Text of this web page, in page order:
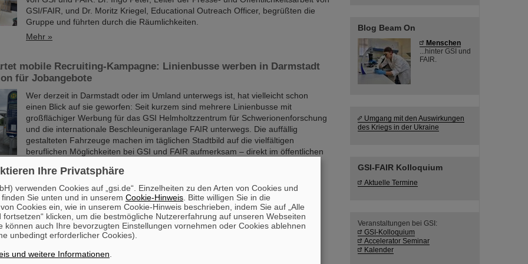
GSI/FAIR, und Dr. Moritz Kriegel, Educational Outreach Officer, begrüßten die
Gruppe und führten durch die Räumlichkeiten.
Mehr »
mobile Recruiting-Kampagne: Linienbusse werben in Darmstadt
für Jobangebote
Wer derzeit in Darmstadt oder im Umland unterwegs ist, hat vielleicht schon
einen Blick auf sie geworfen: Seit kurzem sind mehrere Linienbusse mit
großflächiger Werbung für das GSI Helmholtzzentrum für Schwerionenforschung
und die internationale Beschleunigeranlage FAIR unterwegs. Die auffällig
gestalteten Fahrzeuge machen im täglichen Stadtbild auf die vielfältigen
beruflichen Möglichkeiten bei GSI und FAIR aufmerksam – direkt im öffentlichen
Mehr »
des Bundesforschungsministeriums für „Fusionstalent“ – Dr.
von GSI/FAIR wird Nachwuchsgruppe leiten
Dr. Jonas Ohland, Laserphysiker bei GSI/FAIR, wird ab dem 1. Juni die
INtegration, dt. Entwicklung und Integration adaptiver Laserarchitektur) leiten.
Blog Beam On
Menschen
...hinter GSI und
FAIR.
Umgang mit den Auswirkungen
des Kriegs in der Ukraine
GSI-FAIR Kolloquium
Aktuelle Termine
Veranstaltungen bei GSI:
GSI-Kolloquium
Accelerator Seminar
Kalender
Ihre Privatsphäre
verwenden Cookies auf „gsi.de“. Einzelheiten zu den Arten von Cookies und
Sie unten und in unserem Cookie-Hinweis . Bitte willigen Sie in die
Cookies ein, wie in unserem Cookie-Hinweis beschrieben, indem Sie auf „Alle
fortsetzen“ klicken, um die bestmögliche Nutzererfahrung auf unseren Webseiten
können auch Ihre bevorzugten Einstellungen vornehmen oder Cookies ablehnen
unbedingt erforderlicher Cookies).
und weitere Informationen